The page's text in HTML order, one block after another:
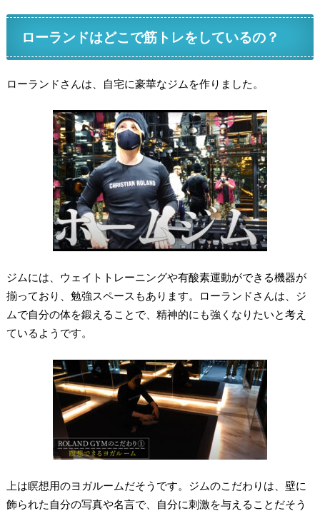
ローランドはどこで筋トレをしているの？
ローランドさんは、自宅に豪華なジムを作りました。
ジムには、ウェイトトレーニングや有酸素運動ができる機器が
揃っており、勉強スペースもあります。ローランドさんは、ジ
ムで自分の体を鍛えることで、精神的にも強くなりたいと考え
ているようです。
上は瞑想用のヨガルームだそうです。ジムのこだわりは、壁に
飾られた自分の写真や名言で、自分に刺激を与えることだそう